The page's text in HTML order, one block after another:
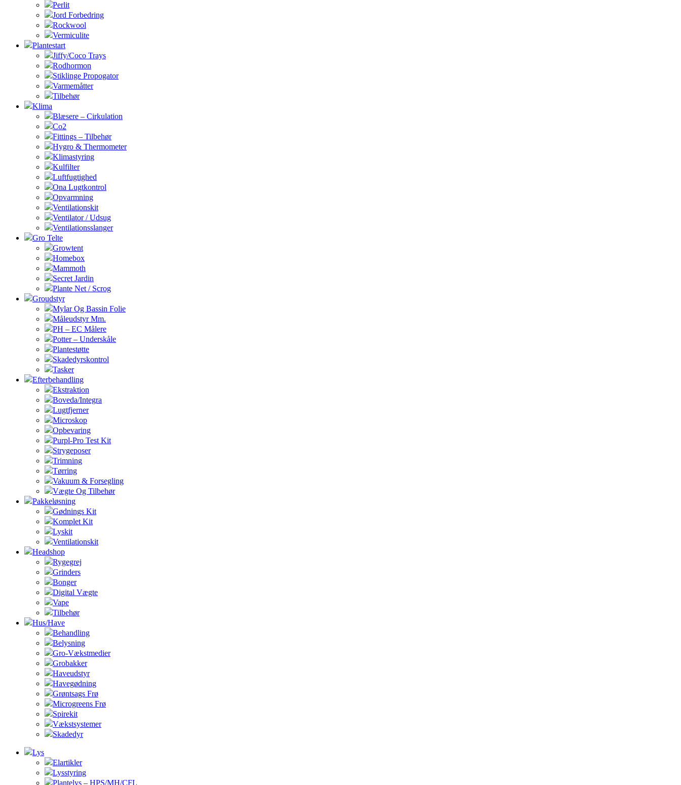
Perlit
Jord Forbedring
Rockwool
Vermiculite
Plantestart
Jiffy/Coco Trays
Rodhormon
Stiklinge Propogator
Varmemåtter
Tilbehør
Klima
Blæsere – Cirkulation
Co2
Fittings – Tilbehør
Hygro & Thermometer
Klimastyring
Kulfilter
Luftfugtighed
Ona Lugtkontrol
Opvarmning
Ventilationskit
Ventilator / Udsug
Ventilationsslanger
Gro Telte
Growtent
Homebox
Mammoth
Secret Jardin
Plante Net / Scrog
Groudstyr
Mylar Og Bassin Folie
Måleudstyr Mm.
PH – EC Målere
Potter – Underskåle
Plantestøtte
Skadedyrskontrol
Tasker
Efterbehandling
Ekstraktion
Boveda/Integra
Lugtfjerner
Microskop
Opbevaring
Purpl-Pro Test Kit
Strygeposer
Trimning
Tørring
Vakuum & Forsegling
Vægte Og Tilbehør
Pakkeløsning
Gødnings Kit
Komplet Kit
Lyskit
Ventilationskit
Headshop
Rygegrej
Grinders
Bonger
Digital Vægte
Vape
Tilbehør
Hus/Have
Behandling
Belysning
Gro-Vækstmedier
Grobakker
Haveudstyr
Havegødning
Grøntsags Frø
Microgreens Frø
Spirekit
Vækstsystemer
Skadedyr
Lys
Elartikler
Lysstyring
Plantelys – HPS/MH/CFL